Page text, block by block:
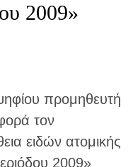
2009»
προμηθευτή
τον
ειδών ατομικής
2009»